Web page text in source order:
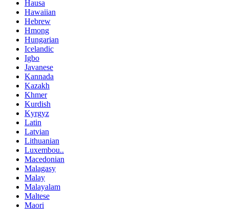
Hausa
Hawaiian
Hebrew
Hmong
Hungarian
Icelandic
Igbo
Javanese
Kannada
Kazakh
Khmer
Kurdish
Kyrgyz
Latin
Latvian
Lithuanian
Luxembou..
Macedonian
Malagasy
Malay
Malayalam
Maltese
Maori